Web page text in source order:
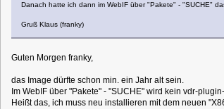
Danach hatte ich dann im WebIF über "Pakete" - "SUCHE"
Gruß Klaus (franky)
Guten Morgen franky,
das Image dürfte schon min. ein Jahr alt sein.
Im WebIF über "Pakete" - "SUCHE" wird kein vdr-
Heißt das, ich muss neu installieren mit dem neuen